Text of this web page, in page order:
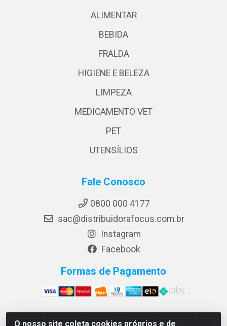
O nosso site coleta cookies próprios e de
ALIMENTAR
BEBIDA
FRALDA
HIGIENE E BELEZA
LIMPEZA
MEDICAMENTO VET
PET
UTENSÍLIOS
Fale Conosco
0800 000 4177
sac@distribuidorafocus.com.br
Instagram
Facebook
Formas de Pagamento